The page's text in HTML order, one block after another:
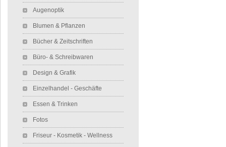
Augenoptik
Blumen & Pflanzen
Bücher & Zeitschriften
Büro- & Schreibwaren
Design & Grafik
Einzelhandel - Geschäfte
Essen & Trinken
Fotos
Friseur - Kosmetik - Wellness